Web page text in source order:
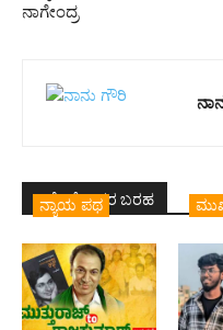
ನಾಗೇಂದ್ರ
ಇದೇ ಲೇಖಕರ ಬರಹ
ನ್ಯಾಯ ಪಥ